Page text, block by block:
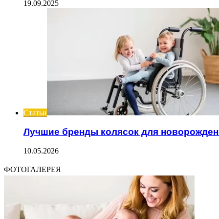
19.09.2025
Статьи
Лучшие бренды колясок для
10.05.2026
ФОТОГАЛЕРЕЯ